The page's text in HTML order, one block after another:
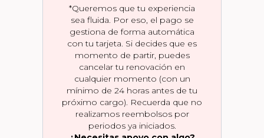
*Queremos que tu experiencia
sea fluida. Por eso, el pago se
gestiona de forma automática
con tu tarjeta. Si decides que es
momento de partir, puedes
cancelar tu renovación en
cualquier momento (con un
mínimo de 24 horas antes de tu
próximo cargo). Recuerda que no
realizamos reembolsos por
periodos ya iniciados.